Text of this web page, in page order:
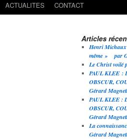
ACTUALITES CONTACT
Articles
Henri Michaux
même » par
Le Christ voilé
PAUL KLEE :
OBSCUR,
Gérard
PAUL KLEE :
OBSCUR,
Gérard
La
Gérard